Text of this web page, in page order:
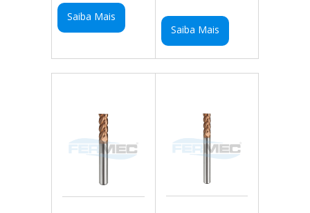
Saiba Mais
Saiba Mais